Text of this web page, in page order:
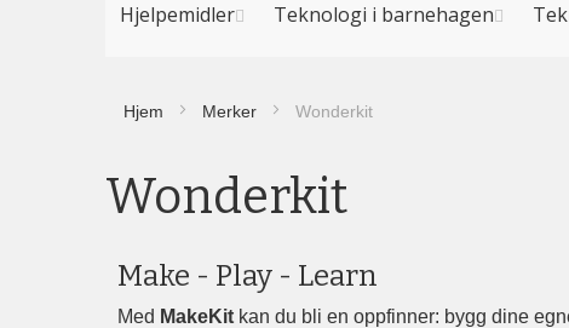
Hjelpemidler Teknologi i barnehagen
Hjem Merker Wonderkit
Wonderkit
Make - Play - Learn
Med MakeKit kan du bli en oppfinner: bygg dine